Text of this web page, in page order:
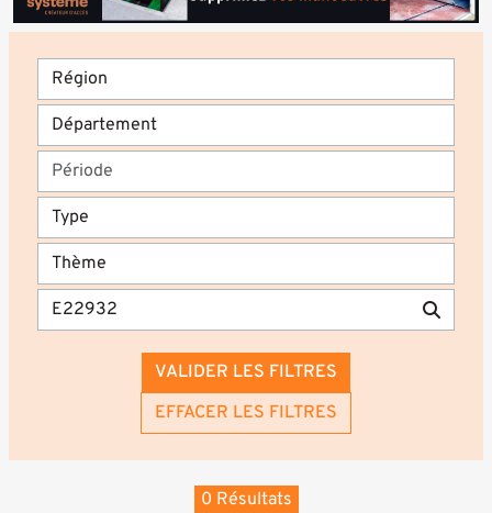
VALIDER LES FILTRES
EFFACER LES FILTRES
0 Résultats